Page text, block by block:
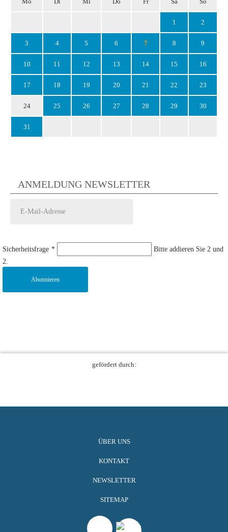
1 2
3 4 5 6 7 8 9
10 11 12 13 14 15 16
17 18 19 20 21 22 23
24 25 26 27 28 29 30
31
ANMELDUNG NEWSLETTER
Sicherheitsfrage *
Bitte addieren Sie 2 und
2.
Abonnieren
gefördert durch:
ÜBER UNS
KONTAKT
NEWSLETTER
SITEMAP